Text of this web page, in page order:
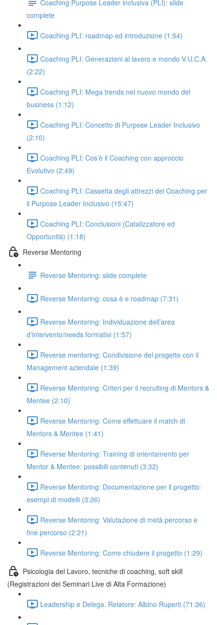
Coaching Purpose Leader inclusiva (PLI): slide
complete
Coaching PLI: roadmap ed introduzione (1:54)
Coaching PLI: Generazioni al lavoro e mondo V.U.C.A.
(2:22)
Coaching PLI: Mega trends nel nuovo mondo del
business (1:12)
Coaching PLI: Concetto di Purpose Leader Inclusivo
(2:10)
Coaching PLI: Cos’è il Coaching con approccio
Evolutivo (2:49)
Coaching PLI: Cassetta degli attrezzi del Coaching per
il Purpose Leader Inclusivo (15:47)
Coaching PLI: Conclusioni (Catalizzatore ed
Opportunità) (1:18)
Reverse Mentoring
Reverse Mentoring: slide complete
Reverse Mentoring: cosa è e roadmap (7:31)
Reverse Mentoring: Individuazione dell’area
d’intervento/needs formativi (1:57)
Reverse mentoring: Condivisione del progetto con il
Management aziendale (1:39)
Reverse Mentoring: Criteri per il recruiting di Mentors &
Mentee (2:10)
Reverse Mentoring: Come effettuare il match di
Mentors & Mentee (1:41)
Reverse Mentoring: Training di orientamento per
Mentor & Mentee: possibili contenuti (3:32)
Reverse Mentoring: Documentazione per il progetto:
esempi di modelli (3:26)
Reverse Mentoring: Valutazione di metà percorso e
fine percorso (2:21)
Reverse Mentoring: Come chiudere il progetto (1:29)
Psicologia del Lavoro, tecniche di coaching, soft skill
(Registrazioni dei Seminari Live di Alta Formazione)
Leadership e Delega. Relatore: Albino Ruperti (71:26)